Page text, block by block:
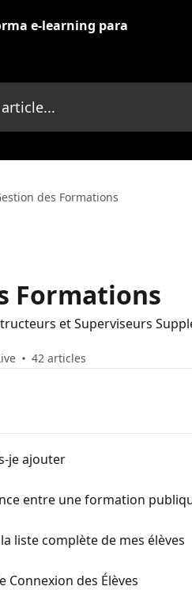
des Formations
Formations
et Superviseurs
42 articles
je ajouter
entre une formation
liste complète de mes élèves
Connexion des Élèves